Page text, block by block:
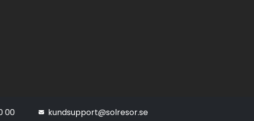
00 kundsupport@solresor.se